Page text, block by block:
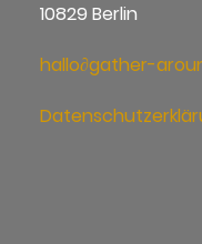
10829 Berlin
hallo∂gather-